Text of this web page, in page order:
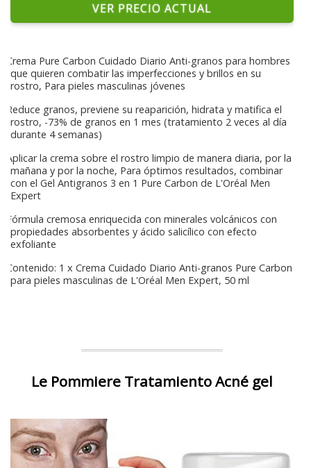
VER PRECIO ACTUAL
Crema Pure Carbon Cuidado Diario Anti-granos para hombres
que quieren combatir las imperfecciones y brillos en su
rostro, Para pieles masculinas jóvenes
Reduce granos, previene su reaparición, hidrata y matifica el
rostro, -73% de granos en 1 mes (tratamiento 2 veces al día
durante 4 semanas)
Aplicar la crema sobre el rostro limpio de manera diaria, por la
mañana y por la noche, Para óptimos resultados, combinar
con el Gel Antigranos 3 en 1 Pure Carbon de L'Oréal Men
Expert
Fórmula cremosa enriquecida con minerales volcánicos con
propiedades absorbentes y ácido salicílico con efecto
exfoliante
Contenido: 1 x Crema Cuidado Diario Anti-granos Pure Carbon
para pieles masculinas de L'Oréal Men Expert, 50 ml
Le Pommiere Tratamiento Acné gel